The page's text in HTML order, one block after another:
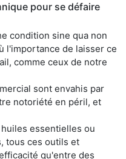
pour se défaire
condition sine qua non
l'importance de laisser ce
comme ceux de notre
sont envahis par
notoriété en péril, et
essentielles ou
tous ces outils et
qu'entre des